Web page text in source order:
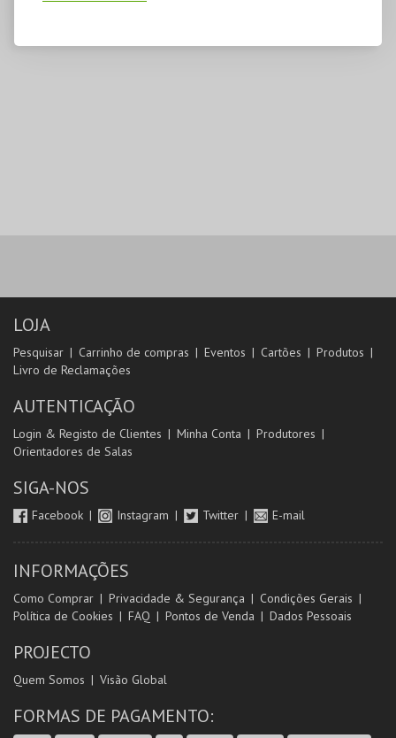
LOJA
Pesquisar Carrinho de compras Eventos Cartões
Produtos
Livro de Reclamações
AUTENTICAÇÃO
Login & Registo de Clientes Minha Conta
Produtores
Orientadores de Salas
SIGA-NOS
Facebook Instagram Twitter E-mail
INFORMAÇÕES
Como Comprar Privacidade & Segurança
Condições Gerais
Política de Cookies
FAQ Pontos de Venda Dados Pessoais
PROJECTO
Quem Somos Visão Global
FORMAS DE PAGAMENTO: